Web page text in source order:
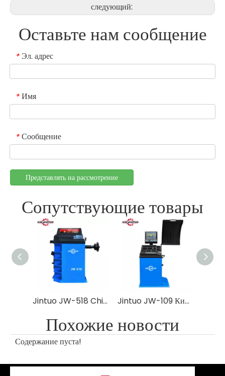
следующий:
Оставьте нам сообщение
* Эл. адрес
* Имя
* Сообщение
Представлять на рассмотрение
Сопутствующие товары
Jintuo JW-518 China Высококачественная заводская цена Автоматическая балансировка автомобильных колес Jintuo JW-109 Китайская фабрика Полностью автоматический цифровой дисплей автомобиль балансировщик
Похожие новости
Содержание пуста!